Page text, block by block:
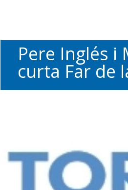
Pere Inglés i
curta Far de